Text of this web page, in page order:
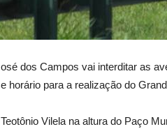
dos Campos vai interditar as
horário para a realização do
Vilela na altura do Paço